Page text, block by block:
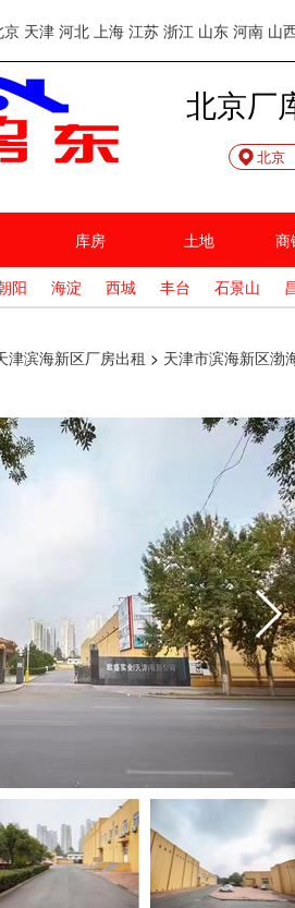
京 天津 河北 上海 江苏 浙江 山东 河南 山
北京厂
北京
库房 土地 商
阳 海淀 西城 丰台 石景山
津滨海新区厂房出租 > 天津市滨海新区渤